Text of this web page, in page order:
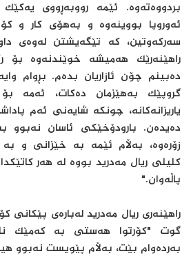
بردووەتەوە. ئێمە رووبەڕووی
ئەوروپا بووینەوە و بەهۆی کار و
سەرکەوتین، کە تێگەیشتن لەوەی
راهێنەرێک هەمیشە خوێندنەوە بۆ
دەبینم چۆن ئازاریان بدەم. بڕوام
گروپێک بەهێزمان دەکات، ئەمە
یاریزانەکانە، چونکە شایەنی ئەم
دەیدەن. بارودۆخێکی ئاسان نەبوو
زۆرەوە، بەڵام ئێمە بە خێزانی و
کلیلی ریال مەدرید بووە لە هەر
پاڵەوان."
راهێنەری ریال مەدرید لەبارەی پێکانی
گوت "کۆرتوا هەستی بە کەمێک
بەردەوام بێت، بەڵام پێویست نەبوو